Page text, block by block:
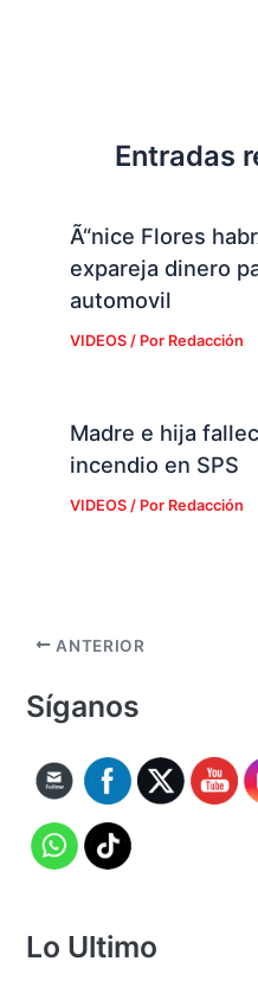
Entradas
Ã“nice Flores
expareja dinero
automovil
VIDEOS/ Por Redacción
Madre e hija
incendio en SPS
VIDEOS/ Por Redacción
ANTERIOR
Síganos
Lo Ultimo